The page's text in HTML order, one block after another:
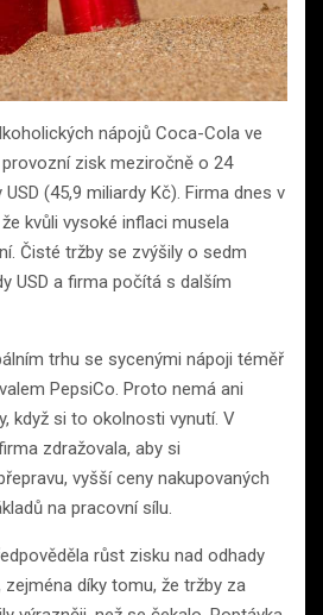
nápojů Coca-Cola ve
zisk meziročně o 24
(45,9 miliardy Kč). Firma dnes v
kvůli vysoké inflaci musela
Čisté tržby se zvýšily o sedm
USD a firma počítá s dalším
trhu se sycenými nápoji téměř
PepsiCo. Proto nemá ani
když si to okolnosti vynutí. V
zdražovala, aby si
vyšší ceny nakupovaných
na pracovní sílu.
růst zisku nad odhady
zejména díky tomu, že tržby za